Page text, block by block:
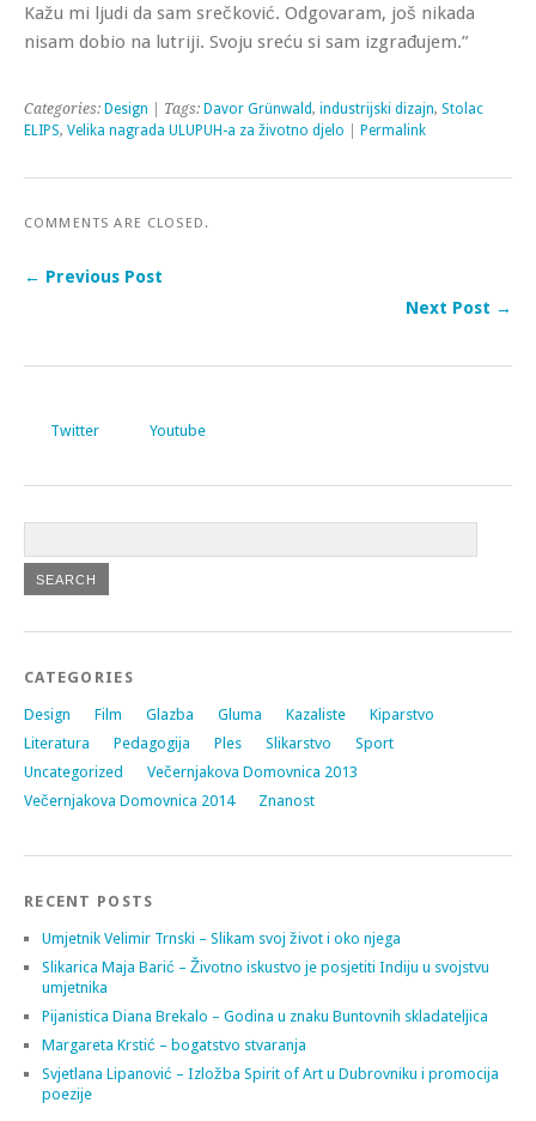
Kažu mi ljudi da sam srečković. Odgovaram, još nikada
nisam dobio na lutriji. Svoju sreću si sam izgrađujem.”
Categories: Design | Tags: Davor Grünwald, industrijski dizajn, Stolac
ELIPS, Velika nagrada ULUPUH-a za životno djelo Permalink
COMMENTS ARE CLOSED.
← Previous Post
Next Post →
Twitter Youtube
CATEGORIES
Design Film Glazba Gluma Kazaliste
Kiparstvo
Literatura
Pedagogija Ples Slikarstvo
Sport
Uncategorized
Večernjakova Domovnica 2013
Večernjakova Domovnica 2014
Znanost
RECENT POSTS
Umjetnik Velimir Trnski – Slikam svoj život i oko njega
Slikarica Maja Barić – Životno iskustvo je posjetiti Indiju u svojstvu
umjetnika
Pijanistica Diana Brekalo – Godina u znaku Buntovnih skladateljica
Margareta Krstić – bogatstvo stvaranja
Svjetlana Lipanović – Izložba Spirit of Art u Dubrovniku i promocija
poezije